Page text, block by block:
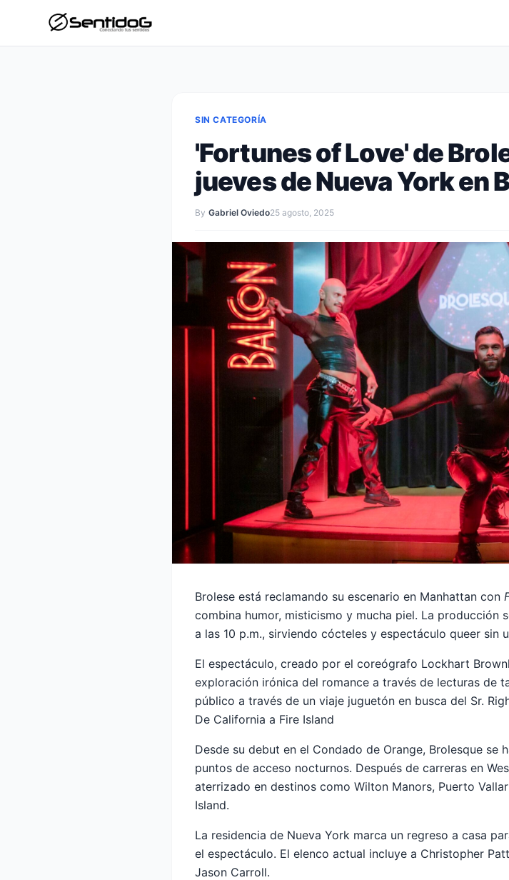
SIN CATEGORÍA
'Fortunes of Love' de
jueves de Nueva York en
By Gabriel Oviedo25 agosto, 2025
Brolese está reclamando su escenario en Manhattan con
combina humor, misticismo y mucha piel. La producción
a las 10 p.m., sirviendo cócteles y espectáculo queer sin
El espectáculo, creado por el coreógrafo Lockhart
exploración irónica del romance a través de lecturas de
público a través de un viaje juguetón en busca del Sr.
De California a Fire Island
Desde su debut en el Condado de Orange, Brolesque
puntos de acceso nocturnos. Después de carreras en
aterrizado en destinos como Wilton Manors, Puerto
Island.
La residencia de Nueva York marca un regreso a casa
el espectáculo. El elenco actual incluye a Christopher
Jason Carroll.